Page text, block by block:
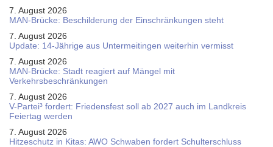
7. August 2026
MAN-Brücke: Beschilderung der Einschränkungen steht
7. August 2026
Update: 14-Jährige aus Untermeitingen weiterhin vermisst
7. August 2026
MAN-Brücke: Stadt reagiert auf Mängel mit
Verkehrsbeschränkungen
7. August 2026
V-Partei­³ fordert: Friedens­fest soll ab 2027 auch im Land­kreis
Feier­tag werden
7. August 2026
Hitzeschutz in Kitas: AWO Schwaben fordert Schulterschluss